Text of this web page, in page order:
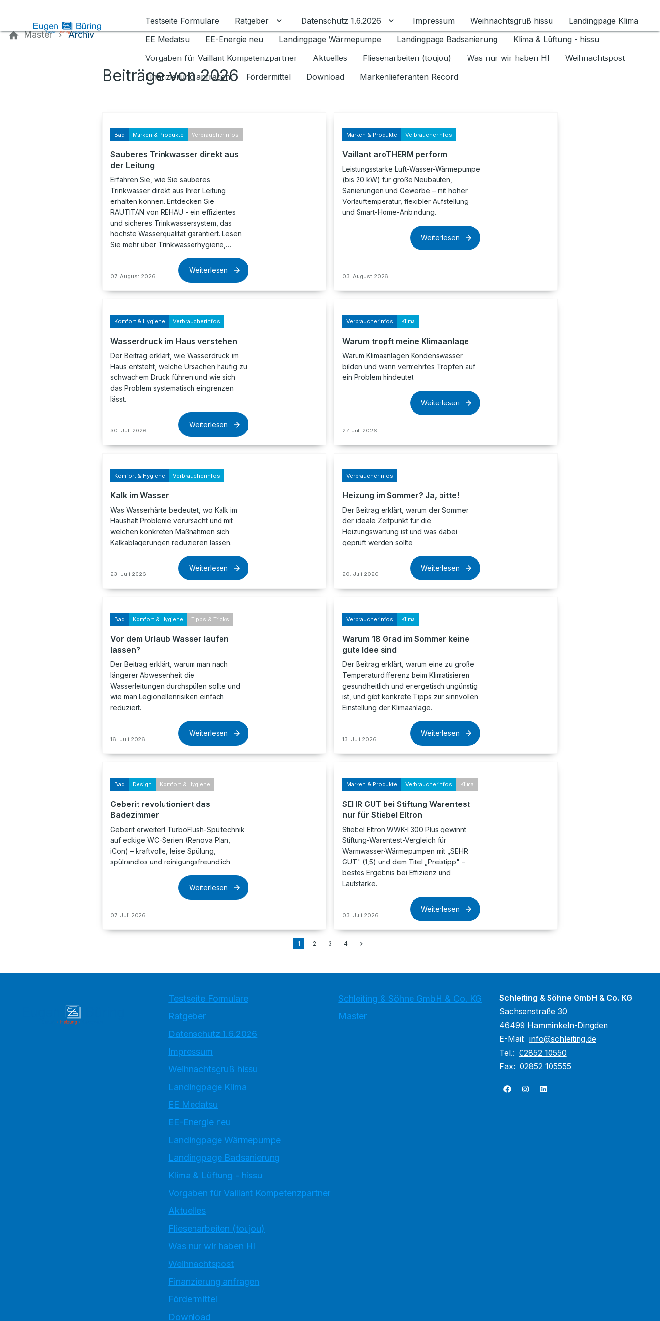
Testseite Formulare
Ratgeber Untermenü für Ratgeber umschalten
Datenschutz 1.6.2026 Untermenü für Datenschutz 1.6.2026 umschalten
Impressum Weihnachtsgruß hissu
Landingpage Klima
EE Medatsu
EE-Energie neu Landingpage Wärmepumpe Landingpage Badsanierung
Klima & Lüftung - hissu
Vorgaben für Vaillant Kompetenzpartner
Aktuelles Fliesenarbeiten (toujou) Was nur wir haben HI
Weihnachtspost
Finanzierung anfragen
Fördermittel Download Markenlieferanten Record
Master Archiv
Beiträge von 2026
Bad Marken & Produkte Verbraucherinfos
Sauberes Trinkwasser direkt aus
der Leitung
Erfahren Sie, wie Sie sauberes
Trinkwasser direkt aus Ihrer Leitung
erhalten können. Entdecken Sie
RAUTITAN von REHAU - ein effizientes
und sicheres Trinkwassersystem, das
höchste Wasserqualität garantiert. Lesen
Sie mehr über Trinkwasserhygiene,…
07. August 2026
Weiterlesen
Marken & Produkte Verbraucherinfos
Vaillant aroTHERM perform
Leistungsstarke Luft-Wasser-Wärmepumpe
(bis 20 kW) für große Neubauten,
Sanierungen und Gewerbe – mit hoher
Vorlauftemperatur, flexibler Aufstellung
und Smart-Home-Anbindung.
03. August 2026
Weiterlesen
Komfort & Hygiene Verbraucherinfos
Wasserdruck im Haus verstehen
Der Beitrag erklärt, wie Wasserdruck im
Haus entsteht, welche Ursachen häufig zu
schwachem Druck führen und wie sich
das Problem systematisch eingrenzen
lässt.
30. Juli 2026
Weiterlesen
Verbraucherinfos Klima
Warum tropft meine Klimaanlage
Warum Klimaanlagen Kondenswasser
bilden und wann vermehrtes Tropfen auf
ein Problem hindeutet.
27. Juli 2026
Weiterlesen
Komfort & Hygiene Verbraucherinfos
Kalk im Wasser
Was Wasserhärte bedeutet, wo Kalk im
Haushalt Probleme verursacht und mit
welchen konkreten Maßnahmen sich
Kalkablagerungen reduzieren lassen.
23. Juli 2026
Weiterlesen
Verbraucherinfos
Heizung im Sommer? Ja, bitte!
Der Beitrag erklärt, warum der Sommer
der ideale Zeitpunkt für die
Heizungswartung ist und was dabei
geprüft werden sollte.
20. Juli 2026
Weiterlesen
Bad Komfort & Hygiene Tipps & Tricks
Vor dem Urlaub Wasser laufen
lassen?
Der Beitrag erklärt, warum man nach
längerer Abwesenheit die
Wasserleitungen durchspülen sollte und
wie man Legionellenrisiken einfach
reduziert.
16. Juli 2026
Weiterlesen
Verbraucherinfos Klima
Warum 18 Grad im Sommer keine
gute Idee sind
Der Beitrag erklärt, warum eine zu große
Temperaturdifferenz beim Klimatisieren
gesundheitlich und energetisch ungünstig
ist, und gibt konkrete Tipps zur sinnvollen
Einstellung der Klimaanlage.
13. Juli 2026
Weiterlesen
Bad Design Komfort & Hygiene
Geberit revolutioniert das
Badezimmer
Geberit erweitert TurboFlush-Spültechnik
auf eckige WC-Serien (Renova Plan,
iCon) – kraftvolle, leise Spülung,
spülrandlos und reinigungsfreundlich
07. Juli 2026
Weiterlesen
Marken & Produkte Verbraucherinfos Klima
SEHR GUT bei Stiftung Warentest
nur für Stiebel Eltron
Stiebel Eltron WWK-I 300 Plus gewinnt
Stiftung-Warentest-Vergleich für
Warmwasser-Wärmepumpen mit „SEHR
GUT" (1,5) und dem Titel „Preistipp" –
bestes Ergebnis bei Effizienz und
Lautstärke.
03. Juli 2026
Weiterlesen
1 2 3 4
Testseite Formulare
Ratgeber
Datenschutz 1.6.2026
Impressum
Weihnachtsgruß hissu
Landingpage Klima
EE Medatsu
EE-Energie neu
Landingpage Wärmepumpe
Landingpage Badsanierung
Klima & Lüftung - hissu
Vorgaben für Vaillant Kompetenzpartner
Aktuelles
Fliesenarbeiten (toujou)
Was nur wir haben HI
Weihnachtspost
Finanzierung anfragen
Fördermittel
Download
Schleiting & Söhne GmbH & Co. KG
Master
Schleiting & Söhne GmbH & Co. KG
Sachsenstraße 30
46499 Hamminkeln-Dingden
E-Mail: info@schleiting.de
Tel.: 02852 10550
Fax: 02852 105555